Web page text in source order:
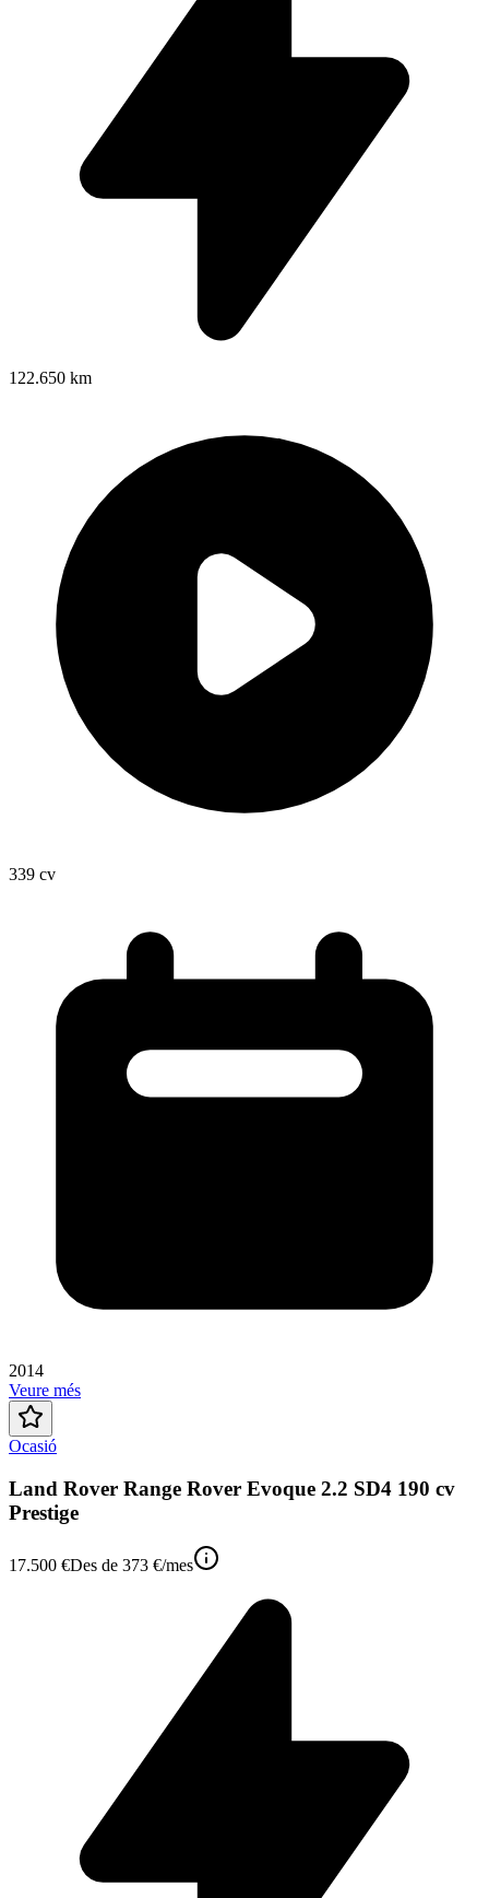
122.650 km
339 cv
2014
Veure més
Ocasió
Land Rover Range Rover Evoque 2.2 SD4 190 cv
Prestige
17.500 €Des de 373 €/mes